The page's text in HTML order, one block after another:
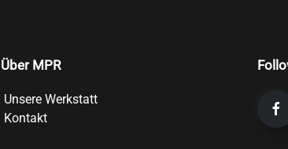
Über MPR
Unsere Werkstatt
Kontakt